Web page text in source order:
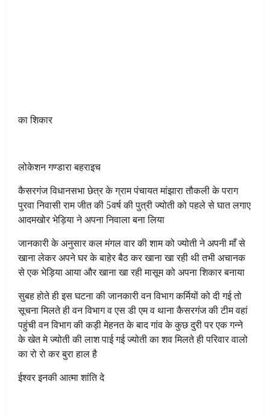
का शिकार
लोकेशन गण्डारा बहराइच
कैसरगंज विधानसभा छेत्र के ग्राम पंचायत मांझारा तौकली के पराग
पुरवा निवासी राम जीत की 5वर्ष की पुत्री ज्योती को पहले से घात लगाए
आदमखोर भेड़िया ने अपना निवाला बना लिया
जानकारी के अनुसार कल मंगल वार की शाम को ज्योती ने अपनी माँ से
खाना लेकर अपने घर के बाहेर बैठ कर खाना खा रही थी तभी अचानक
से एक भेड़िया आया और खाना खा रही मासूम को अपना शिकार बनाया
सुबह होते ही इस घटना की जानकारी वन विभाग कर्मियों को दी गई तो
सूचना मिलते ही वन विभाग व एस डी एम व थाना कैसरगंज की टीम वहां
पहुंची वन विभाग की कड़ी मेहनत के बाद गांव के कुछ दुरी पर एक गन्ने
के खेत मे ज्योती की लाश पाई गई ज्योती का शव मिलते ही परिवार वालो
का रो रो कर बुरा हाल है
ईश्वर इनकी आत्मा शांति दे